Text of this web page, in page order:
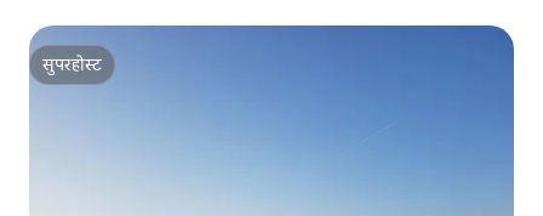
सुपरहोस्ट
सुपरहोस्ट